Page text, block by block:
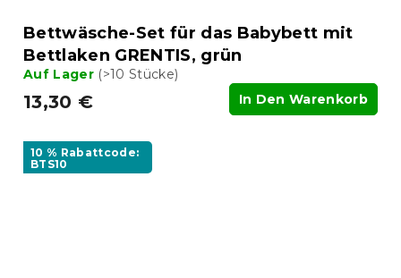
Bettwäsche-Set für das Babybett mit
Bettlaken GRENTIS, grün
Auf Lager (>10 Stücke)
13,30 € In Den Warenkorb
10 % Rabattcode:
BTS10